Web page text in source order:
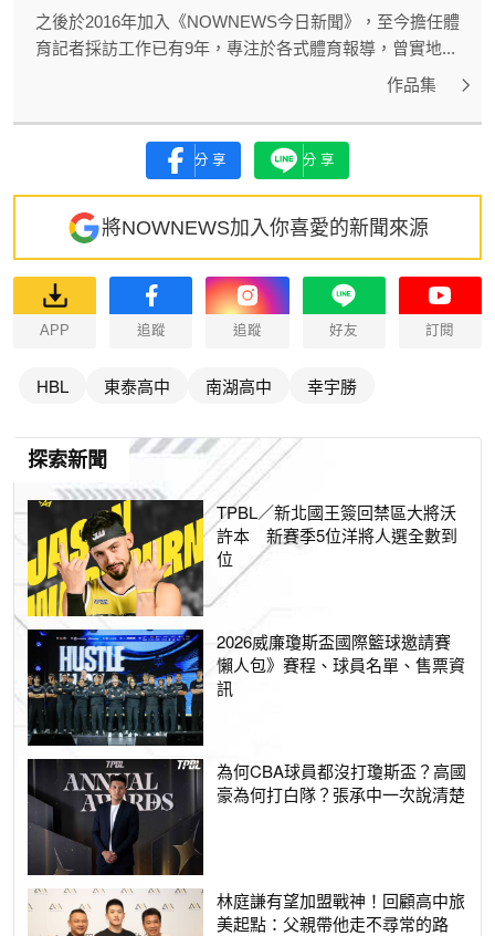
之後於2016年加入《NOWNEWS今日新聞》，至今擔任體
育記者採訪工作已有9年，專注於各式體育報導，曾實地...
作品集
分享 分享
將NOWNEWS加入你喜愛的新聞來源
APP 追蹤 追蹤 好友 訂閱
HBL 東泰高中 南湖高中 幸宇勝
探索新聞
TPBL／新北國王簽回禁區大將沃
許本 新賽季5位洋將人選全數到
位
2026威廉瓊斯盃國際籃球邀請賽
懶人包》賽程、球員名單、售票資
訊
為何CBA球員都沒打瓊斯盃？高國
豪為何打白隊？張承中一次說清楚
林庭謙有望加盟戰神！回顧高中旅
美起點：父親帶他走不尋常的路